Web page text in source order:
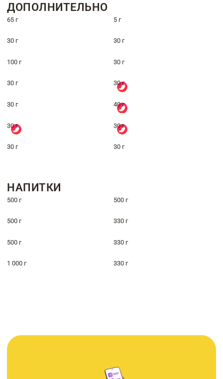
ДОПОЛНИТЕЛЬНО
65 г 5 г
30 г 30 г
100 г 30 г
30 г 30 г
30 г 40 г
30 г 30 г
30 г 30 г
НАПИТКИ
500 г 500 г
500 г 330 г
500 г 330 г
1 000 г 330 г